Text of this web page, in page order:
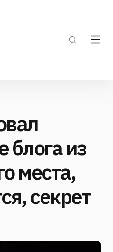
блога из
места,
секрет